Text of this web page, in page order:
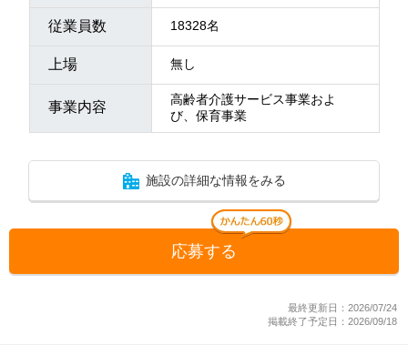
従業員数 18328名
上場 無し
事業内容
高齢者介護サービス事業およ
び、保育事業
施設の詳細な情報をみる
応募する
最終更新日：2026/07/24
掲載終了予定日：2026/09/18